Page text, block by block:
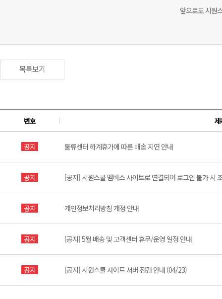
앞으로도 시원
목록보기
번호
공지 물류센터 하계휴가에 따른 배송 지연 안내
공지 [공지] 시원스쿨 멤버스 사이트로 연결되어 로그인 불가 시
공지 개인정보처리방침 개정 안내
공지 [공지] 5월 배송 및 고객센터 휴무/운영 일정 안내
공지 [공지] 시원스쿨 사이트 서버 점검 안내 (04/23)